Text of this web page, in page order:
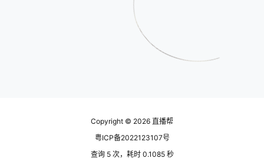
Copyright © 2026 直播帮
粤ICP备2022123107号
查询 5 次，耗时 0.1085 秒